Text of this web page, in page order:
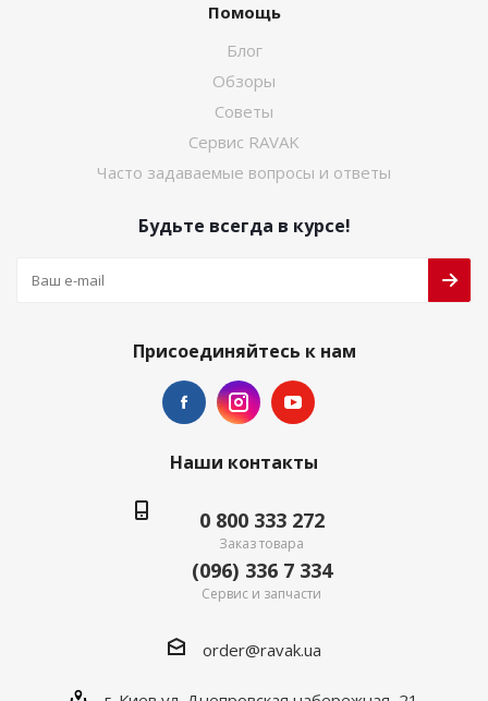
Помощь
Блог
Обзоры
Советы
Сервис RAVAK
Часто задаваемые вопросы и ответы
Будьте всегда в курсе!
Присоединяйтесь к нам
Наши контакты
0 800 333 272
Заказ товара
(096) 336 7 334
Сервис и запчасти
order@ravak.ua